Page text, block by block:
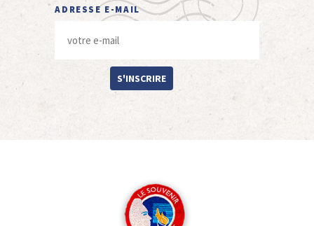
ADRESSE E-MAIL
S'INSCRIRE